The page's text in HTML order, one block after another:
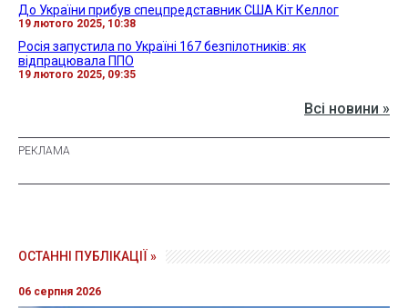
До України прибув спецпредставник США Кіт Келлог
19 лютого 2025, 10:38
Росія запустила по Україні 167 безпілотників: як
відпрацювала ППО
19 лютого 2025, 09:35
Всі новини »
ОСТАННІ ПУБЛІКАЦІЇ »
06 серпня 2026